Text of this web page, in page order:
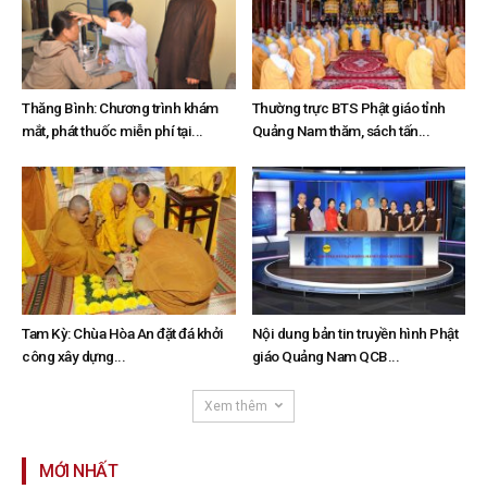
Thăng Bình: Chương trình khám
mắt, phát thuốc miễn phí tại...
Thường trực BTS Phật giáo tỉnh
Quảng Nam thăm, sách tấn...
Tam Kỳ: Chùa Hòa An đặt đá khởi
công xây dựng...
Nội dung bản tin truyền hình Phật
giáo Quảng Nam QCB...
Xem thêm
MỚI NHẤT